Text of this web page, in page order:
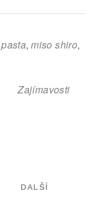
,miso shiro,
Zajímavosti
DALŠÍ